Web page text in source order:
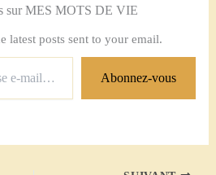
sur MES MOTS DE VIE
latest posts sent to your email.
Abonnez-vous